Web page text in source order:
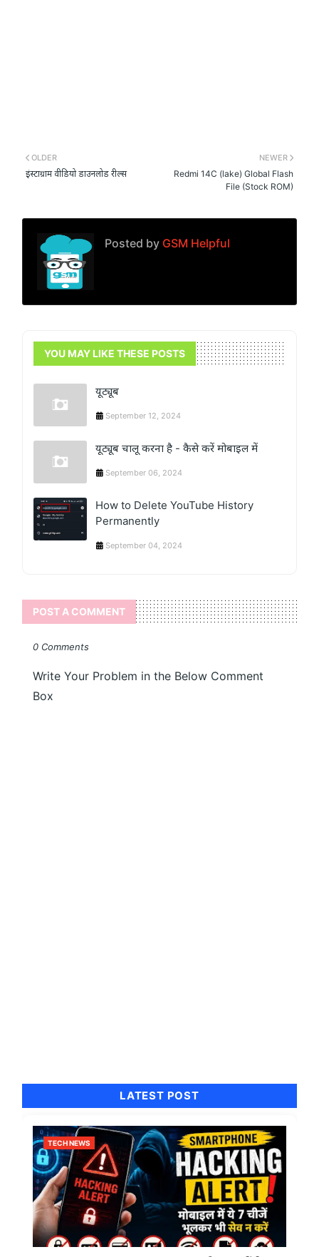
NEWER
Redmi 14C (lake) Global Flash
File (Stock ROM)
OLDER
इंस्टाग्राम वीडियो डाउनलोड रील्स
Posted by GSM Helpful
YOU MAY LIKE THESE POSTS
यूट्यूब
September 12, 2024
यूट्यूब चालू करना है - कैसे करें मोबाइल में
September 06, 2024
How to Delete YouTube History
Permanently
September 04, 2024
POST A COMMENT
0 Comments
Write Your Problem in the Below Comment
Box
LATEST POST
TECH NEWS